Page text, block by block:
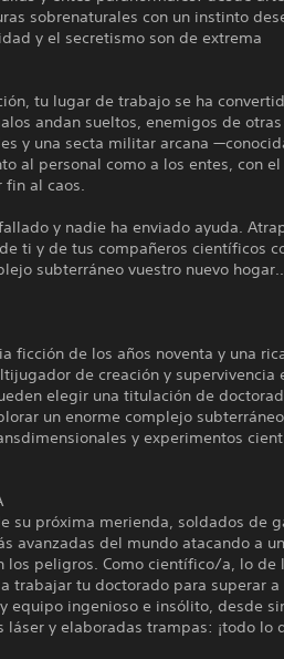
sobrenaturales con un instinto
y el secretismo son de extrema
tu lugar de trabajo se ha
andan sueltos, enemigos de otras
y una secta militar arcana
al personal como a los entes, con
fin al caos.
y nadie ha enviado ayuda.
ti y de tus compañeros científicos
subterráneo vuestro nuevo
ficción de los años noventa y una
de creación y supervivencia
elegir una titulación de
un enorme complejo
y experimentos
su próxima merienda, soldados de
avanzadas del mundo atacando a
los peligros. Como científico/a, lo de
trabajar tu doctorado para superar a
equipo ingenioso e insólito, desde
y elaboradas trampas: ¡todo lo